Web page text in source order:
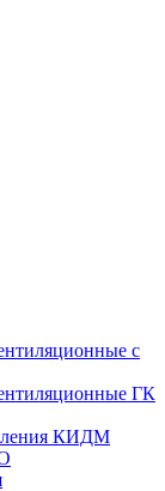
с
ГК
КИДМ